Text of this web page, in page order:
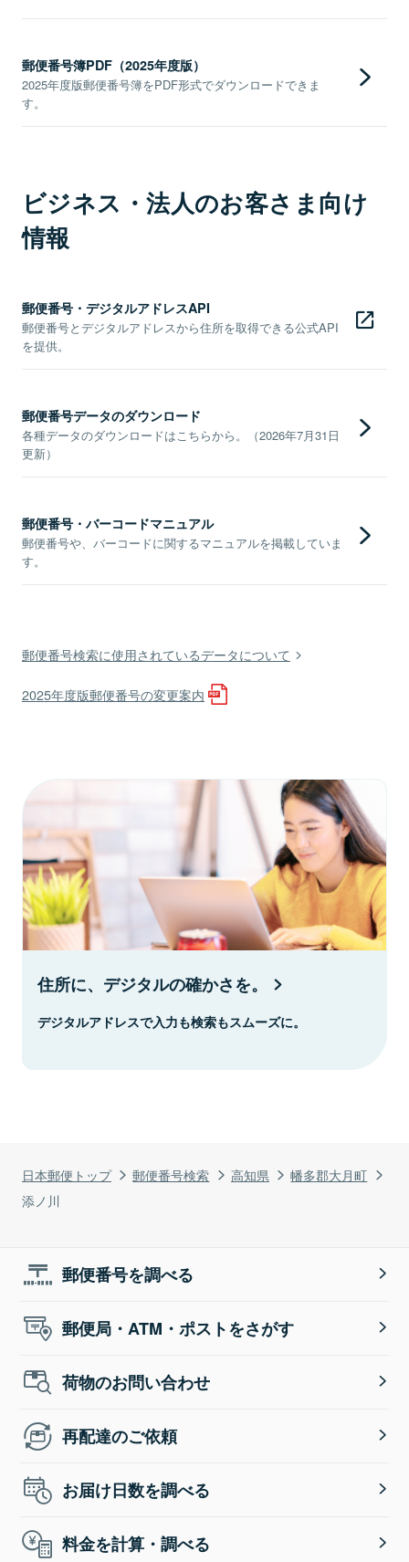
日本郵便トップ 郵便番号検索 高知県
幡多郡大月町
添ノ川
郵便番号簿PDF（2025年度版）
2025年度版郵便番号簿をPDF形式でダウンロードできま
す。
ビジネス・法人のお客さま向け
情報
郵便番号・デジタルアドレスAPI
郵便番号とデジタルアドレスから住所を取得できる公式API
を提供。
郵便番号データのダウンロード
各種データのダウンロードはこちらから。（2026年7月31日
更新）
郵便番号・バーコードマニュアル
郵便番号や、バーコードに関するマニュアルを掲載していま
す。
郵便番号検索に使用されているデータについて
2025年度版郵便番号の変更案内
住所に、デジタルの確かさを。
デジタルアドレスで入力も検索もスムーズに。
郵便番号を調べる
郵便局・ATM・ポストをさがす
荷物のお問い合わせ
再配達のご依頼
お届け日数を調べる
料金を計算・調べる